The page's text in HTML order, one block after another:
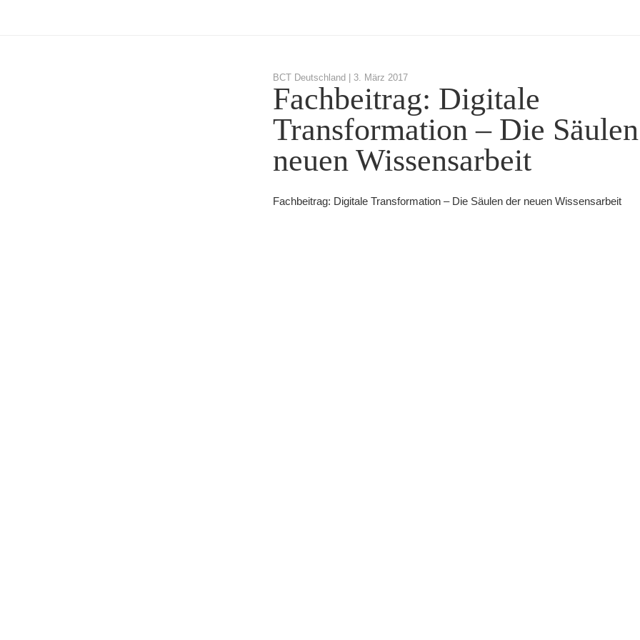
BCT Deutschland | 3. März 2017
Fachbeitrag: Digitale
Transformation – Die
neuen Wissensarbeit
Fachbeitrag: Digitale Transformation – Die Säulen der neuen Wissensarbeit